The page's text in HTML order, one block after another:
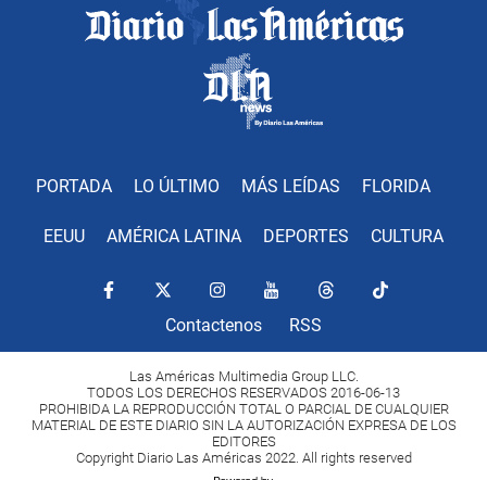
PORTADA LO ÚLTIMO MÁS LEÍDAS FLORIDA
EEUU AMÉRICA LATINA DEPORTES CULTURA
Contactenos RSS
Las Américas Multimedia Group LLC.
TODOS LOS DERECHOS RESERVADOS 2016-06-13
PROHIBIDA LA REPRODUCCIÓN TOTAL O PARCIAL DE CUALQUIER
MATERIAL DE ESTE DIARIO SIN LA AUTORIZACIÓN EXPRESA DE LOS
EDITORES
Copyright Diario Las Américas 2022. All rights reserved